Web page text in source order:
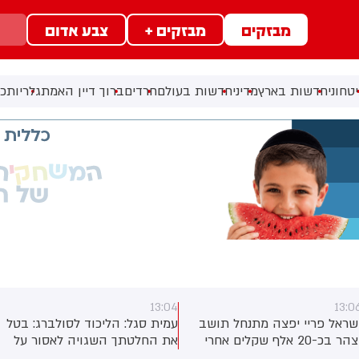
מבזקים מבזקים + צבע אדום
חדשות בארץמדיניחדשות בעולםחרדיםברוך דיין האמתגלריות
סגל: הליכוד לסולברג: בטל
החלטתך השגויה לאסור על
12:59
אבי מוסקוב: הקבינט
המדיני-ביטחוני יתכנס הערב